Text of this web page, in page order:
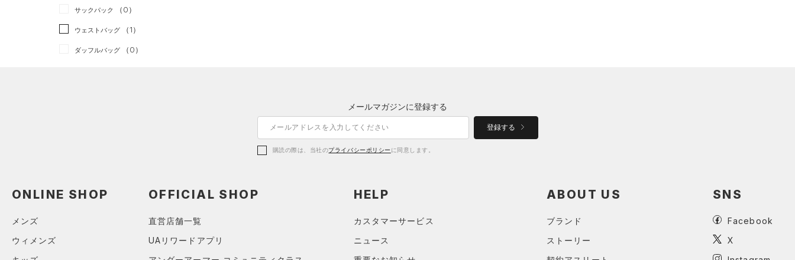
ロングTシャツ （5）
パーカー&トレーナー
ジャケット （2）
スウェット＆フリース
アンダーウェア （5）
スカート （0）
サックパック （0）
ウェストバッグ （1）
ダッフルバッグ （0）
（0）
メールマガジンに登録する
登録する
購読の際は、当社のプライバシーポリシー に同意します。
ONLINE SHOP
メンズ
ウィメンズ
OFFICIAL SHOP
直営店舗一覧
UAリワードアプリ
HELP
カスタマーサービス
ニュース
ABOUT US
ブランド
ストーリー
SNS
Facebook
X